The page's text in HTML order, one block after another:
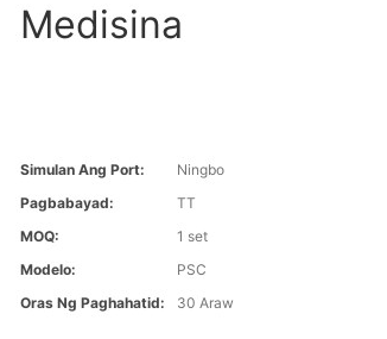
Medisina
Simulan Ang Port:
Ningbo
Pagbabayad:
TT
MOQ:
1 set
Modelo:
PSC
Oras Ng Paghahatid:
30 Araw